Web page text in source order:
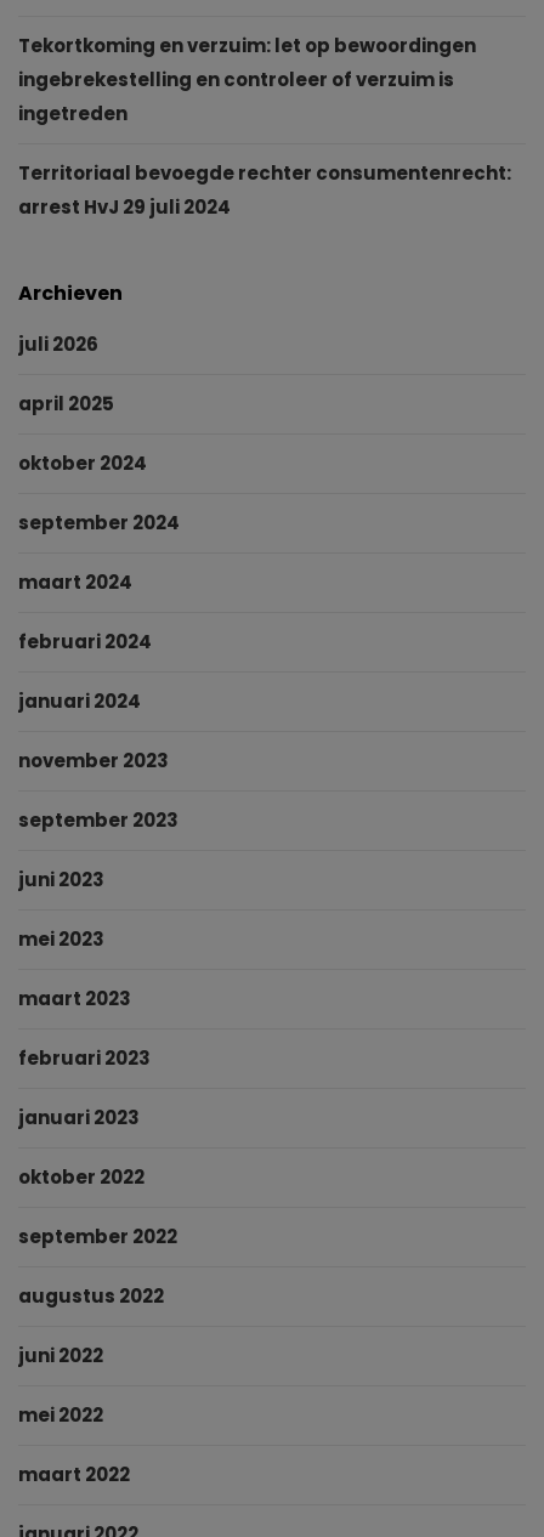
Tekortkoming en verzuim: let op bewoordingen
ingebrekestelling en controleer of verzuim is
ingetreden
Territoriaal bevoegde rechter consumentenrecht:
arrest HvJ 29 juli 2024
Archieven
juli 2026
april 2025
oktober 2024
september 2024
maart 2024
februari 2024
januari 2024
november 2023
september 2023
juni 2023
mei 2023
maart 2023
februari 2023
januari 2023
oktober 2022
september 2022
augustus 2022
juni 2022
mei 2022
maart 2022